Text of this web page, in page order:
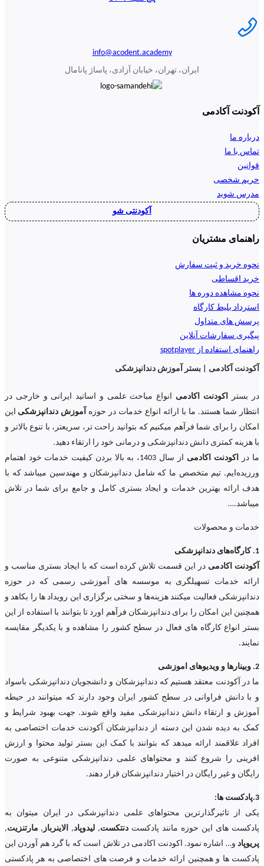
info@acodent.academy
ایران، تهران، خیابان آزادی، پاساژ پانامال
آکودنت آکادمی
درباره ما
تماس با ما
قوانین
حریم شخصی
مدرس شوید
آکودنتی شو
راهنمای مشتریان
نحوه خرید و ثبت سفارش
خرید اقساطی
نحوه مشاهده دوره ها
استرداد بلیط کارگاه
پرسش های متداول
پیگیری سفارشات آنلاین
راهنمای استفاده از spotplayer
آکودنت آکادمی | بستر آموزش دندانپزشکی
در بستر اکودنت اکادمی انواع مباحث علمی و اساتید ایرانی و خارجی در
انتظار شما هستند. ما با ارائه انواع خدمات در حوزه آموزش دندانپزشکی این
امکان را برای شما فرآهم میکنیم که بتوانید راحت تر، سریعتر، با تنوع بالاتر و
با هزینه کمتری دانش دندانپزشکی و درمانی خود را ارتقاء دهید.
ما در
اکودنت اکادمی
از سال 1403، به بالا بردن کیفیت خدمات خود اهتمام
ورزیده‌‌ایم. تیم متخصص ما که شامل دندانپزشکان و مهندسین میباشد که با
هدف ارائه بهترین خدمات و ایجاد بستری کامل و جامع برای شما در تلاش
میباشد.…
خدمات و محصولات
1. کارگاه‌های دندانپزشکی
آکودنت اکادمی در این قسمت تلاش کرده است که با ایجاد بستری مناسب و
ارائه خدمات تسهیلگری به موسسه های آموزشی رسمی که در حوزه
دندانپزشکی فعالیت میکنند هزینه‌ها و سختی برگزاری این رویداد ها را بکاهد و
همچنین این امکان را برای دندانپزشکان فرآهم اورد تا بتوانند با استفاده از این
بستر انواع کارگاه های فعال در سطح کشور را مشاهده و با یکدیگر مقایسه
نمایند.
2. وبینارها و ویدیوهای اموزشی
ما در آکودنت معتقد هستیم که دندانپزشکان و دانشجویان دندانپزشکی باسواد
و با دانش فراوانی در سطح کشور ایران وجود دارند که میتوانند در حیطه
آموزش و ارتقاء دانش دندانپزشکی مفید واقع شوند. جهت بهبود شرایط و
کمک به دیده شدن این دسته از دندانپزشکان آکودنت خدمات اختصاصی به
افراد علاقمند ارائه میدهد که بتوانند با کمک این بستر تولید محتوا و ارزش
افرینی را شروع کنند و محتواهای علمی دندانپزشکی متنوعی به صورت
رایگان و غیر رایگان در اختیار دندانپزشکان قرار دهند.
3.پادکست ها:
یکی از تاثیرگذارترین محتواهای علمی دندانپزشکی در ایران میتوان به
پادکست های این حوزه مانند پادکست دنتکست, لیدوپاد, الاینرباز , مارتنزیت,
پریوپاد و… اشاره نمود. اکودنت اکادمی در تلاش است که با گرد هم آوردن این
پادکست ها و همچنین ارائه خدمات و فرصت های اختصاصی به هر پادکستی